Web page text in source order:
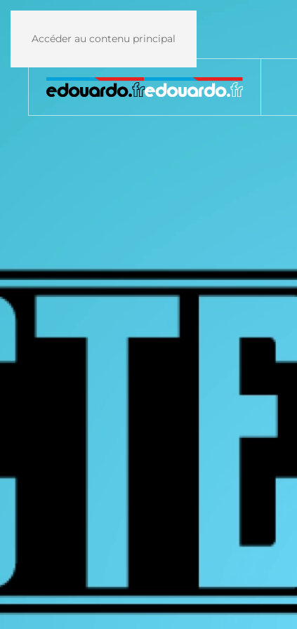
Accéder au contenu principal